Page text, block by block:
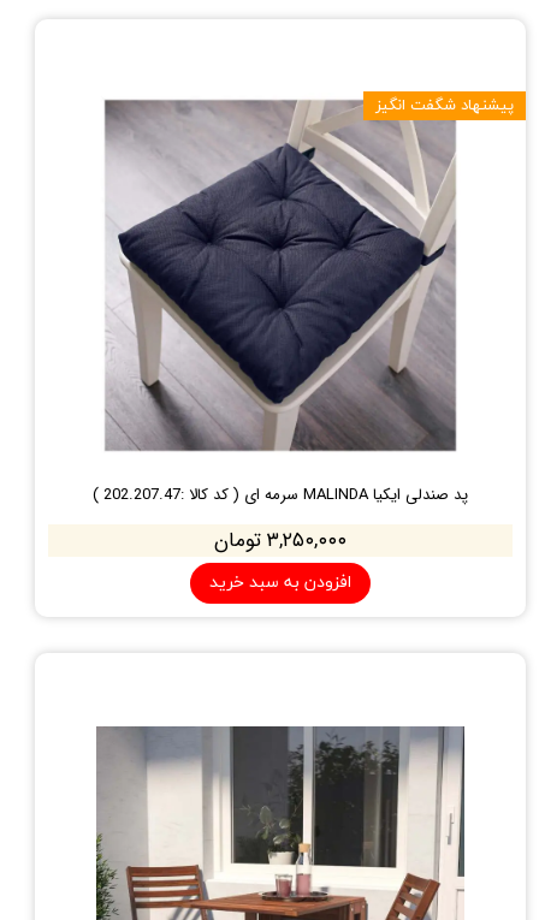
پد صندلی ایکیا MALINDA سرمه ای ( کد کالا :202.207.47 )
۳,۲۵۰,۰۰۰ تومان
افزودن به سبد خرید
پیشنهاد شگفت انگیز